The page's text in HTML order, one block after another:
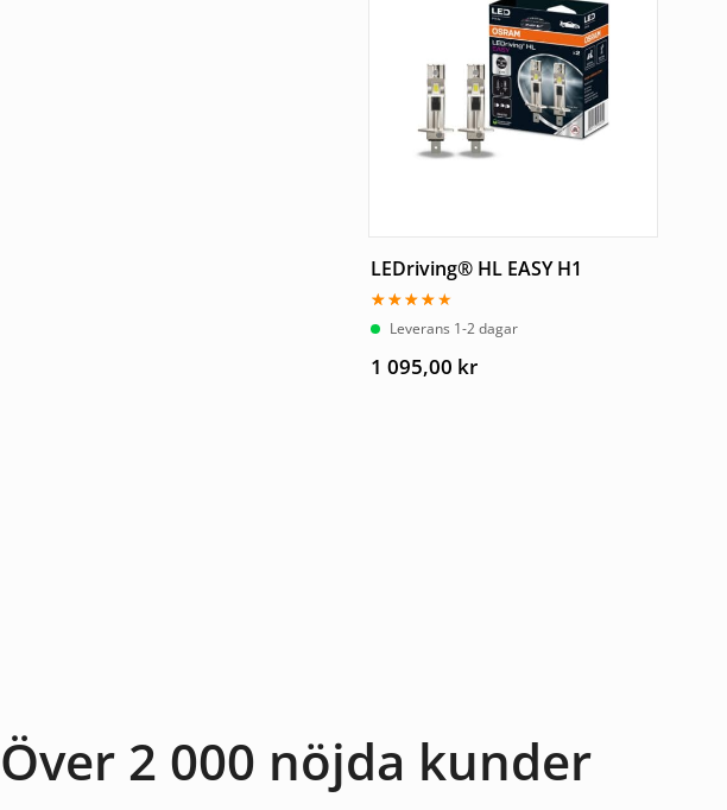
LEDriving® HL EASY H1
Betygsatt
3.67Leverans 1-2 dagar
1 095,00 kr
Över 2 000 nöjda kunder